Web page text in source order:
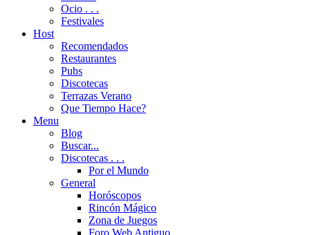
Ocio . . .
Festivales
Host
Recomendados
Restaurantes
Pubs
Discotecas
Terrazas Verano
Que Tiempo Hace?
Menu
Blog
Buscar...
Discotecas . . .
Por el Mundo
General
Horóscopos
Rincón Mágico
Zona de Juegos
Foro Web Antiguo